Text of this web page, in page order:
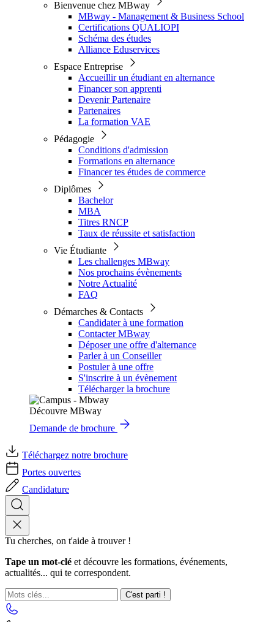
Bienvenue chez MBway
MBway - Management & Business School
Certifications QUALIOPI
Schéma des études
Alliance Eduservices
Espace Entreprise
Accueillir un étudiant en alternance
Financer son apprenti
Devenir Partenaire
Partenaires
La formation VAE
Pédagogie
Conditions d'admission
Formations en alternance
Financer tes études de commerce
Diplômes
Bachelor
MBA
Titres RNCP
Taux de réussite et satisfaction
Vie Étudiante
Les challenges MBway
Nos prochains évènements
Notre Actualité
FAQ
Démarches & Contacts
Candidater à une formation
Contacter MBway
Déposer une offre d'alternance
Parler à un Conseiller
Postuler à une offre
S'inscrire à un évènement
Télécharger la brochure
Découvre MBway
Demande de brochure
Téléchargez notre brochure
Portes ouvertes
Candidature
Tu cherches, on t'aide à trouver !
Tape un mot-clé et découvre les formations, événements,
actualités... qui te correspondent.
C'est parti !